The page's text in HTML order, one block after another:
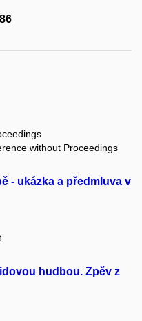
without Proceedings
- ukázka a předmluva v
hudbou. Zpěv z